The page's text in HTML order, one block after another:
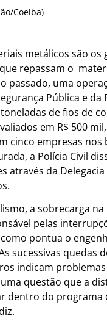
Coelba)
metálicos são os
repassam o
passado, uma
Pública e da
de fios de
em R$ 500
cinco empresas nos
a Polícia Civil
através da Delegacia
a sobrecarga
pelas
pontua o
sucessivas quedas
indicam
questão que a
dentro do programa